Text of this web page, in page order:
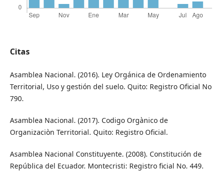
Citas
Asamblea Nacional. (2016). Ley Orgánica de Ordenamiento
Territorial, Uso y gestión del suelo. Quito: Registro Oficial No
790.
Asamblea Nacional. (2017). Codigo Orgànico de
Organizaciòn Territorial. Quito: Registro Oficial.
Asamblea Nacional Constituyente. (2008). Constitución de
República del Ecuador. Montecristi: Registro ficial No. 449.